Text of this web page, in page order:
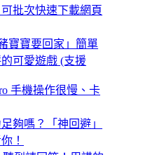
可批次快速下載網頁
寶寶要回家」簡單
可愛遊戲 (支援
手機操作很慢、卡
夠嗎？「神回避」
！